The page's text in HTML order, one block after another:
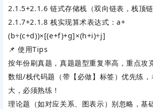
2.1.5+2.1.6 链式存储栈（双向链表，栈顶
2.1.7+2.1.8 栈实现算术表达式：a+
(b÷(c+d))×[(e+f)+g]×(h+i)÷j]
📌 使用Tips
按年份刷真题，‌真题题型重复率高 ，重点攻
数组/栈代码题（带【必做】标签）优先练
大，必须熟练！
理论题（如对应关系、图表示）别忽略，基